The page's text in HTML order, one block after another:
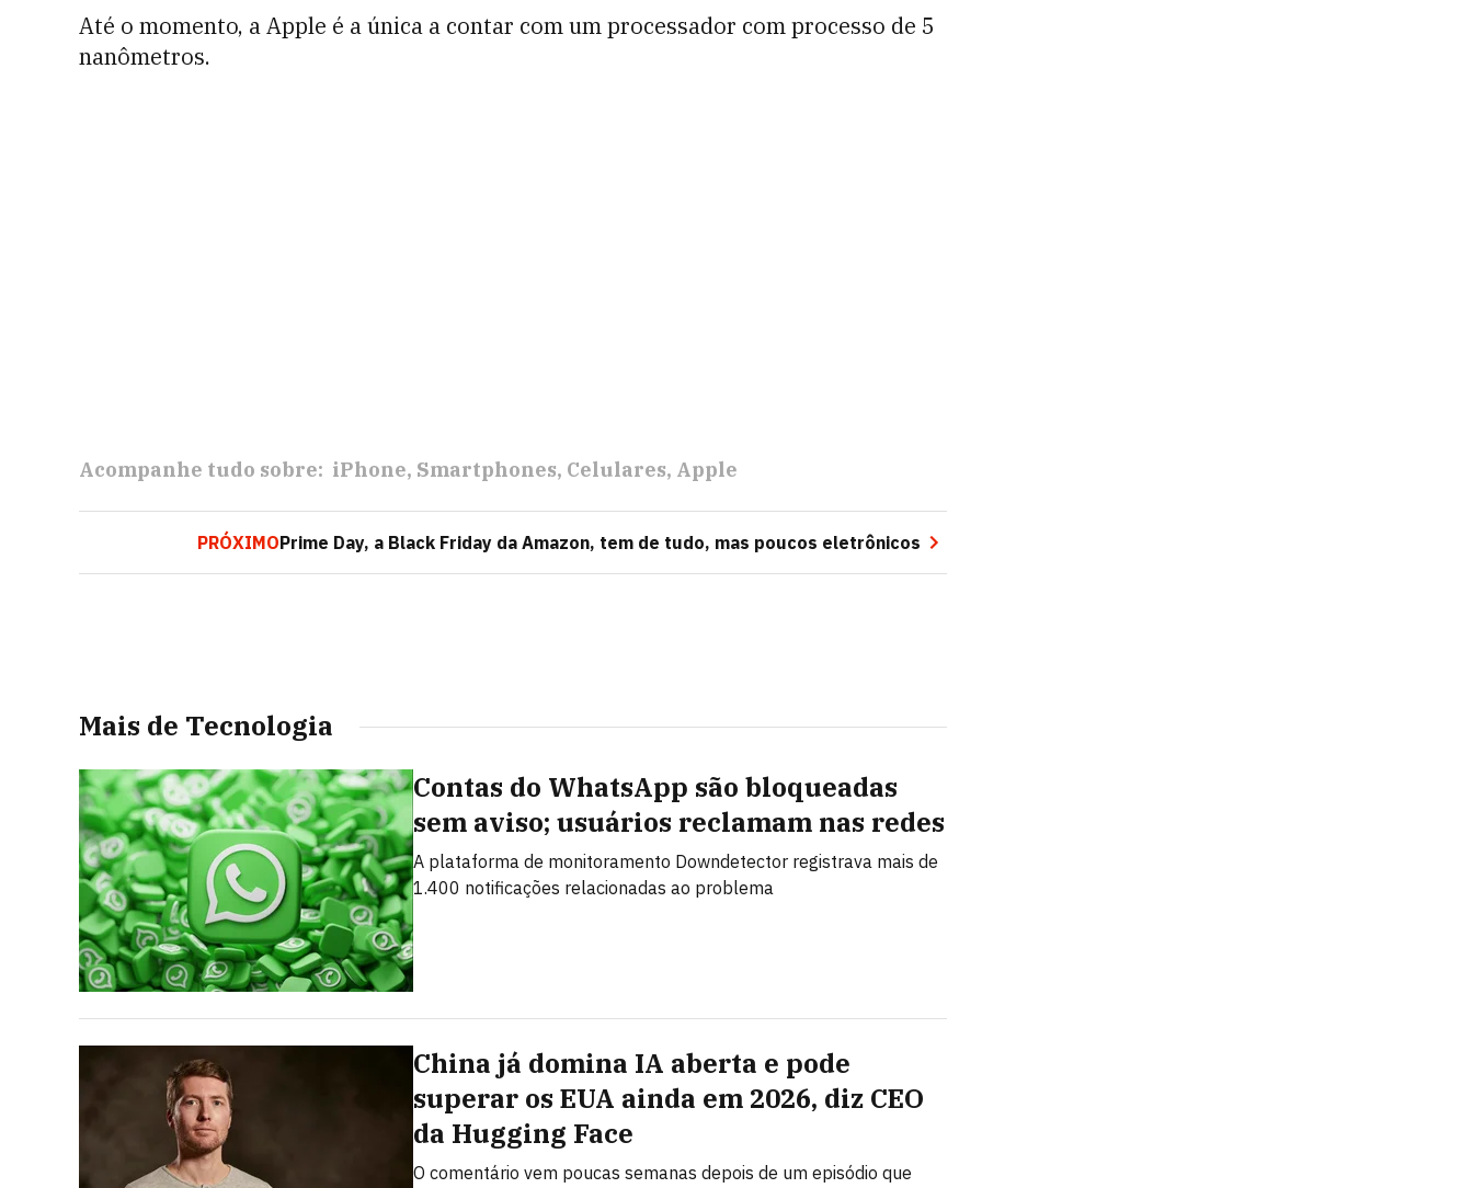
Até o momento, a Apple é a única a contar com um processador com processo de 5
nanômetros.
Acompanhe tudo sobre: iPhone Smartphones Celulares Apple
PRÓXIMOPrime Day, a Black Friday da Amazon, tem de tudo, mas poucos eletrônicos
Mais de Tecnologia
Contas do WhatsApp são bloqueadas
sem aviso; usuários reclamam nas redes
A plataforma de monitoramento Downdetector registrava mais de
1.400 notificações relacionadas ao problema
China já domina IA aberta e pode
superar os EUA ainda em 2026, diz CEO
da Hugging Face
O comentário vem poucas semanas depois de um episódio que